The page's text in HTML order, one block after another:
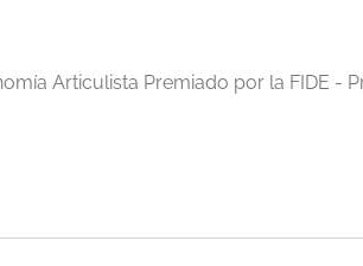
Articulista Premiado por la FIDE -